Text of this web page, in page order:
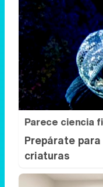
Parece ciencia
Prepárate
criaturas